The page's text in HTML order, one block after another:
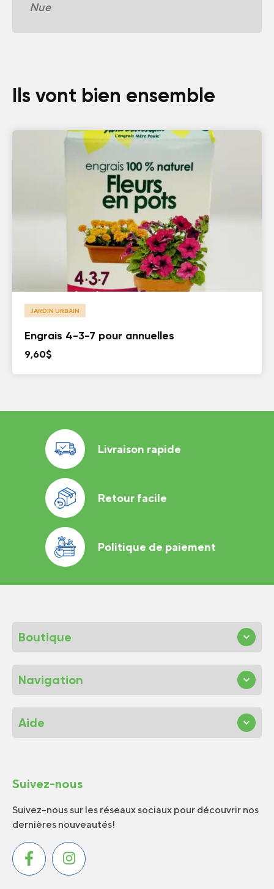
Nue
Ils vont bien ensemble
JARDIN URBAIN
Engrais 4-3-7 pour annuelles
9,60$
Livraison rapide
Retour facile
Politique de paiement
Boutique
Navigation
Aide
Suivez-nous
Suivez-nous sur les réseaux sociaux pour découvrir nos
dernières nouveautés!